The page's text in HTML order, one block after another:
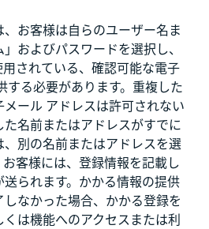
お客様は自らのユーザー名ま
およびパスワードを選択し、
されている、確認可能な電子
する必要があります。重複した
ール アドレスは許可されない
名前またはアドレスがすでに
別の名前またはアドレスを選
客様には、登録情報を記載し
られます。かかる情報の提供
なかった場合、かかる登録を
は機能へのアクセスまたは利